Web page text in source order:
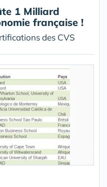
1 Milliard
française !
des CVS